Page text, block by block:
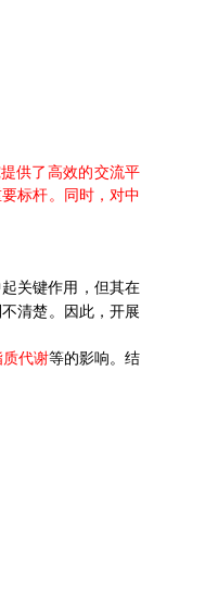
供了高效的交流平
标杆。同时，对中
关键作用，但其在
清楚。因此，开展
质代谢等的影响。结